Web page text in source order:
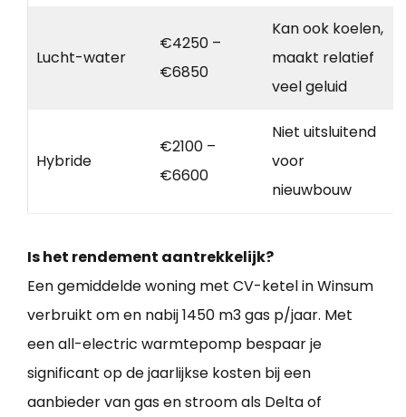
Lucht-water
€4250 –
€6850
Kan ook koelen,
maakt relatief
veel geluid
Hybride
€2100 –
€6600
Niet uitsluitend
voor
nieuwbouw
Is het rendement aantrekkelijk?
Een gemiddelde woning met CV-ketel in Winsum
verbruikt om en nabij 1450 m3 gas p/jaar. Met
een all-electric warmtepomp bespaar je
significant op de jaarlijkse kosten bij een
aanbieder van gas en stroom als Delta of